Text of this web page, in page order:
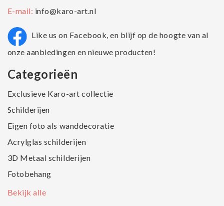
E-mail: info@karo-art.nl
Like us on Facebook, en blijf op de hoogte van al
onze aanbiedingen en nieuwe producten!
Categorieën
Exclusieve Karo-art collectie
Schilderijen
Eigen foto als wanddecoratie
Acrylglas schilderijen
3D Metaal schilderijen
Fotobehang
Bekijk alle